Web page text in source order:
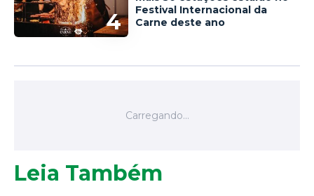
4
Festival Internacional da
Carne deste ano
Leia Também